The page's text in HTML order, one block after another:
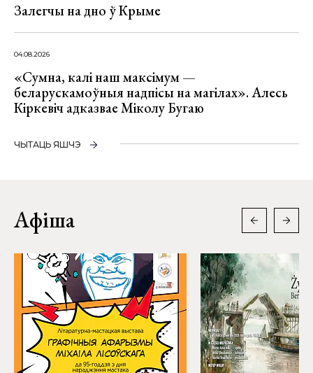
Залегчы на дно ў Крыме
04.08.2026
«Сумна, калі наш максімум —
беларускамоўныя надпісы на магілах». Алесь
Кіркевіч адказвае Міколу Бугаю
ЧЫТАЦЬ ЯШЧЭ
Афіша